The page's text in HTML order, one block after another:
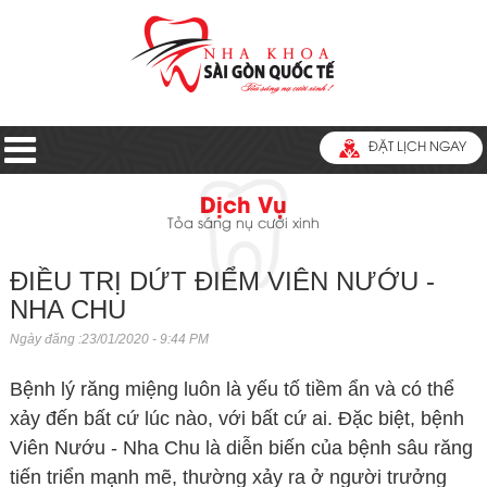
ĐẶT LỊCH NGAY
Dịch Vụ
Tỏa sáng nụ cười xinh
ĐIỀU TRỊ DỨT ĐIỂM VIÊN NƯỚU -
NHA CHU
Ngày đăng :23/01/2020 - 9:44 PM
Bệnh lý răng miệng luôn là yếu tố tiềm ẩn và có thể
xảy đến bất cứ lúc nào, với bất cứ ai. Đặc biệt, bệnh
Viên Nướu - Nha Chu là diễn biến của bệnh sâu răng
tiến triển mạnh mẽ, thường xảy ra ở người trưởng